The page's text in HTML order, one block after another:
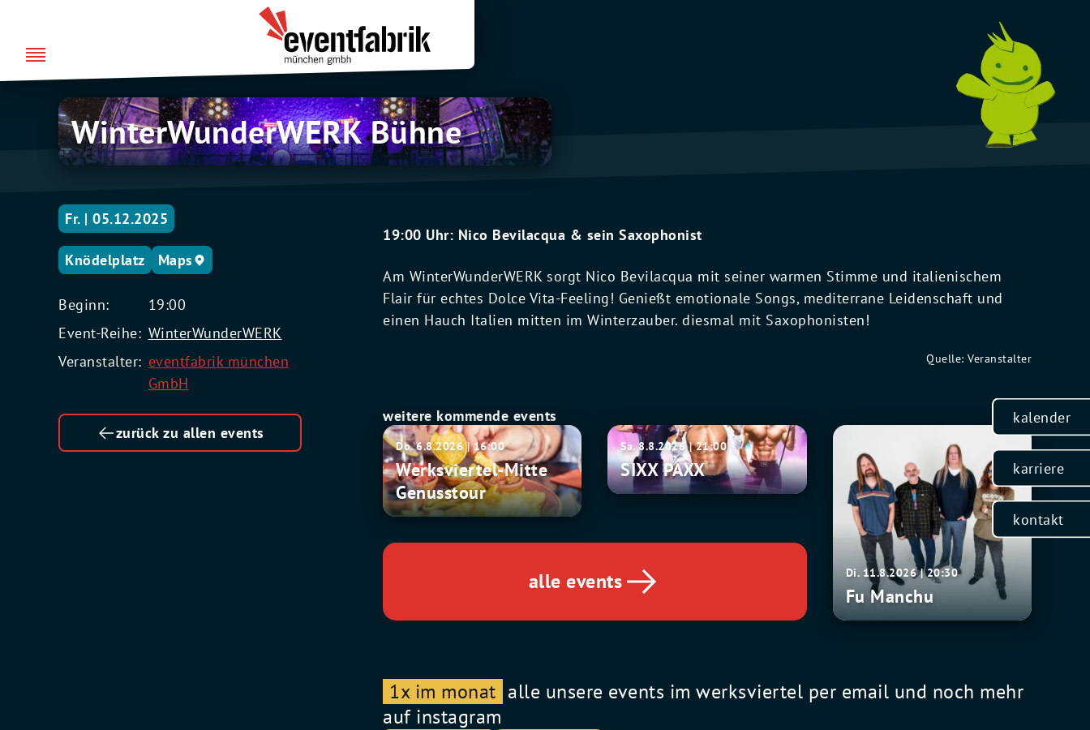
springen
kalender
karriere
kontakt
WinterWunderWERK
Bühne
WinterWunderWERK Bühne
19:00 Uhr: Nico Bevilacqua & sein Saxophonist
Am WinterWunderWERK sorgt Nico Bevilacqua mit seiner warmen Stimme und italienischem
Flair für echtes Dolce Vita-Feeling! Genießt emotionale Songs, mediterrane Leidenschaft und
einen Hauch Italien mitten im Winterzauber. diesmal mit Saxophonisten!
Quelle: Veranstalter
weitere kommende events
Werksviertel-
Mitte
Genusstour
Do. 6.8.2026 | 16:00
Werksviertel-Mitte
Genusstour
SIXX
PAXX
Sa. 8.8.2026 | 21:00
SIXX PAXX
Fu
Manchu
Di. 11.8.2026 | 20:30
Fu Manchu
alle events
1x im monat alle unsere events im werksviertel per email und noch mehr
auf instagram
Fr. | 05.12.2025
Knödelplatz Maps
Beginn:
19:00
Event-Reihe: WinterWunderWERK
Veranstalter: eventfabrik münchen
GmbH
zurück zu allen events